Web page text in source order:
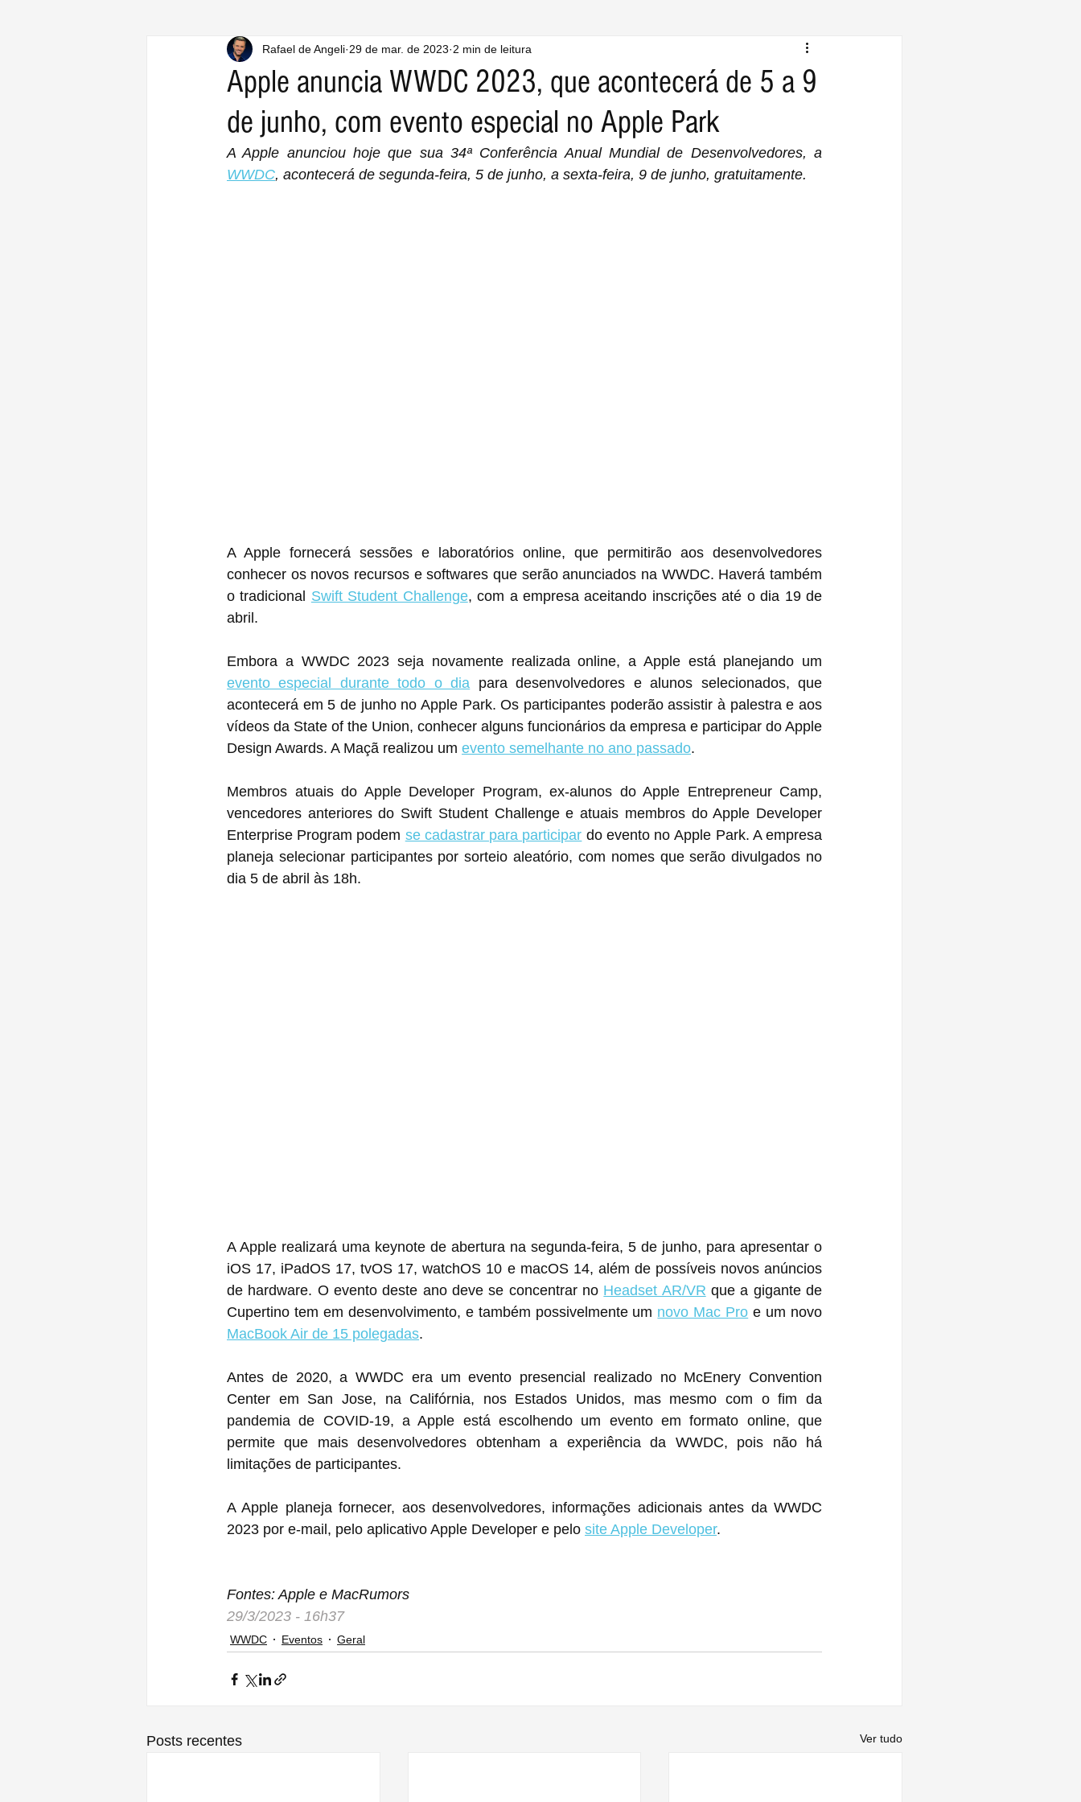
Apple anuncia WWDC 2023, que acontecerá de 5 a 9
de junho, com evento especial no Apple Park
Rafael de Angeli 29 de mar. de 2023 2 min de leitura
WWDC, acontecerá de segunda-feira, 5 de junho, a sexta-feira, 9 de junho, gratuitamente.
A Apple fornecerá sessões e laboratórios online, que permitirão aos desenvolvedores
conhecer os novos recursos e softwares que serão anunciados na WWDC. Haverá também
o tradicional Swift Student Challenge, com a empresa aceitando inscrições até o dia 19 de
abril.
evento especial durante todo o dia para desenvolvedores e alunos selecionados, que
acontecerá em 5 de junho no Apple Park. Os participantes poderão assistir à palestra e aos
vídeos da State of the Union, conhecer alguns funcionários da empresa e participar do Apple
Design Awards. A Maçã realizou um evento semelhante no ano passado.
Membros atuais do Apple Developer Program, ex-alunos do Apple Entrepreneur Camp,
vencedores anteriores do Swift Student Challenge e atuais membros do Apple Developer
Enterprise Program podem se cadastrar para participar do evento no ‌Apple Park‌. A empresa
planeja selecionar participantes por sorteio aleatório, com nomes que serão divulgados no
dia 5 de abril às 18h.
A Apple realizará uma keynote de abertura na segunda-feira, 5 de junho, para apresentar o
iOS 17, iPadOS 17, tvOS 17, watchOS 10 e macOS 14, além de possíveis novos anúncios
de hardware. O evento deste ano deve se concentrar no Headset AR/VR que a gigante de
Cupertino tem em desenvolvimento, e também possivelmente um novo Mac Pro
MacBook Air de 15 polegadas.
Antes de 2020, a WWDC era um evento presencial realizado no McEnery Convention
Center em San Jose, na Califórnia, nos Estados Unidos, mas mesmo com o fim da
pandemia de COVID-19, a Apple está escolhendo um evento em formato online, que
permite que mais desenvolvedores obtenham a experiência da WWDC, pois não há
limitações de participantes.
A Apple planeja fornecer, aos desenvolvedores, informações adicionais antes da ‌WWDC
2023‌ por e-mail, pelo aplicativo Apple Developer e pelo site Apple Developer.
Fontes: Apple e MacRumors
29/3/2023 - 16h37
WWDC Eventos Geral
Posts recentes Ver tudo